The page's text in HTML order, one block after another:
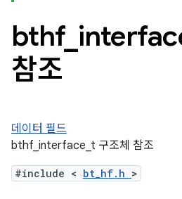
bthf_
참조
데이터 필드
bthf_interface_t 구조체 참조
#include < bt_hf.h >